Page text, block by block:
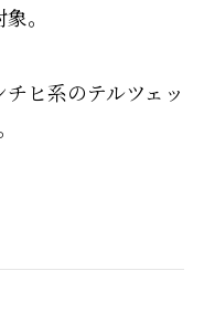
。
ヒ系のテルツェッ